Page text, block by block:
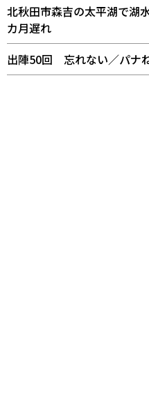
北秋田市森吉の太平湖で湖
カ月遅れ
出陣50回 忘れない／パナ